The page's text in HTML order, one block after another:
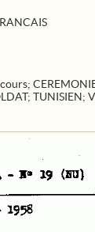
;
; TUNISIEN;